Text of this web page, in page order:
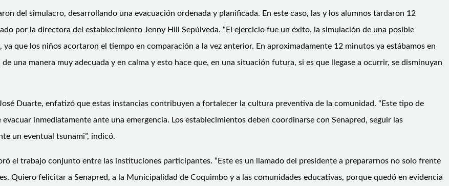
del simulacro, desarrollando una evacuación ordenada y planificada. En este caso, las y los alumnos tardaron 12
por la directora del establecimiento Jenny Hill Sepúlveda. “El ejercicio fue un éxito, la simulación de una posible
que los niños acortaron el tiempo en comparación a la vez anterior. En aproximadamente 12 minutos ya estábamos en
una manera muy adecuada y en calma y esto hace que, en una situación futura, si es que llegase a ocurrir, se disminuyan
Duarte, enfatizó que estas instancias contribuyen a fortalecer la cultura preventiva de la comunidad. “Este tipo de
inmediatamente ante una emergencia. Los establecimientos deben coordinarse con Senapred, seguir las
un eventual tsunami”, indicó.
el trabajo conjunto entre las instituciones participantes. “Este es un llamado del presidente a prepararnos no solo frente
Quiero felicitar a Senapred, a la Municipalidad de Coquimbo y a las comunidades educativas, porque quedó en evidencia